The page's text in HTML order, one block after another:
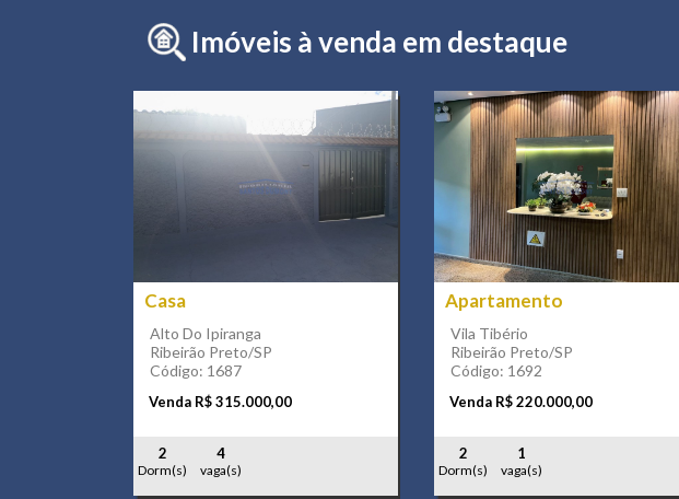
Imóveis à venda em destaque
Casa
Alto Do Ipiranga
Ribeirão Preto/SP
Código: 1687
Venda R$ 315.000,00
2
Dorm(s)
4
vaga(s)
Apartamento
Vila Tibério
Ribeirão Preto/SP
Código: 1692
Venda R$ 220.000,00
2
Dorm(s)
1
vaga(s)